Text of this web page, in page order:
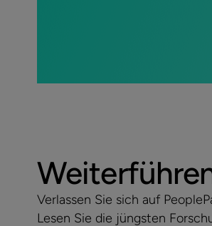
Verlassen Sie sich auf
Lesen Sie die jüngsten